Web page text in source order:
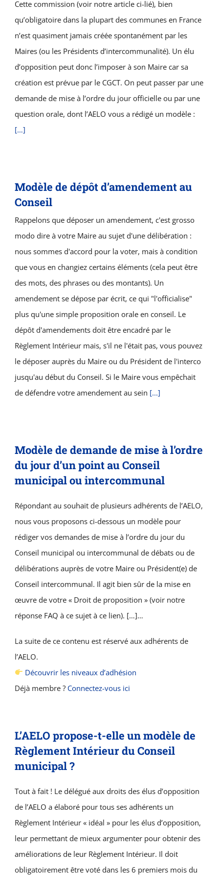
Cette commission (voir notre article ci-lié), bien
qu’obligatoire dans la plupart des communes en France
n’est quasiment jamais créée spontanément par les
Maires (ou les Présidents d’intercommunalité). Un élu
d’opposition peut donc l’imposer à son Maire car sa
création est prévue par le CGCT. On peut passer par une
demande de mise à l’ordre du jour officielle ou par une
question orale, dont l’AELO vous a rédigé un modèle :
[…]
Modèle de dépôt d’amendement au
Conseil
Rappelons que déposer un amendement, c'est grosso
modo dire à votre Maire au sujet d'une délibération :
nous sommes d'accord pour la voter, mais à condition
que vous en changiez certains éléments (cela peut être
des mots, des phrases ou des montants). Un
amendement se dépose par écrit, ce qui "l'officialise"
plus qu'une simple proposition orale en conseil. Le
dépôt d'amendements doit être encadré par le
Règlement Intérieur mais, s'il ne l'était pas, vous pouvez
le déposer auprès du Maire ou du Président de l'interco
jusqu'au début du Conseil. Si le Maire vous empêchait
de défendre votre amendement au sein [...]
Modèle de demande de mise à l’ordre
du jour d’un point au Conseil
municipal ou intercommunal
Répondant au souhait de plusieurs adhérents de l’AELO,
nous vous proposons ci-dessous un modèle pour
rédiger vos demandes de mise à l’ordre du jour du
Conseil municipal ou intercommunal de débats ou de
délibérations auprès de votre Maire ou Président(e) de
Conseil intercommunal. Il agit bien sûr de la mise en
œuvre de votre « Droit de proposition » (voir notre
réponse FAQ à ce sujet à ce lien). […]…
La suite de ce contenu est réservé aux adhérents de
l’AELO.
Découvrir les niveaux d’adhésion
Déjà membre ? Connectez-vous ici
L’AELO propose-t-elle un modèle de
Règlement Intérieur du Conseil
municipal ?
Tout à fait ! Le délégué aux droits des élus d’opposition
de l’AELO a élaboré pour tous ses adhérents un
Règlement Intérieur « idéal » pour les élus d’opposition,
leur permettant de mieux argumenter pour obtenir des
améliorations de leur Règlement Intérieur. Il doit
obligatoirement être voté dans les 6 premiers mois du